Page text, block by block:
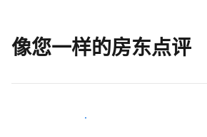
像您一样的房东点评
加入和您类似的房东行类